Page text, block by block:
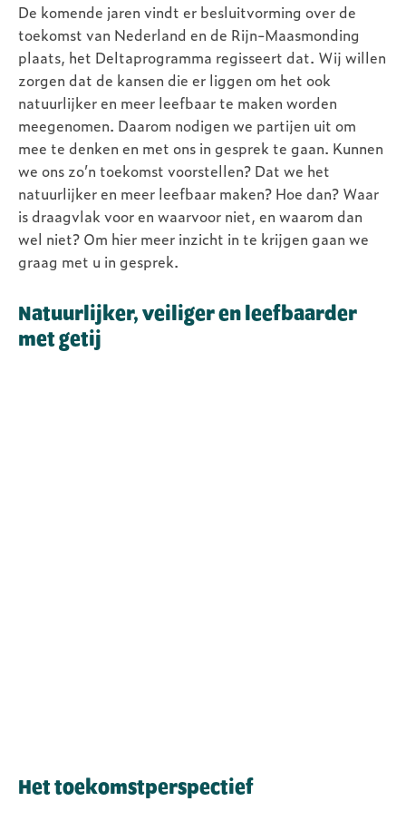
De komende jaren vindt er besluitvorming over de
toekomst van Nederland en de Rijn-Maasmonding
plaats, het Deltaprogramma regisseert dat. Wij willen
zorgen dat de kansen die er liggen om het ook
natuurlijker en meer leefbaar te maken worden
meegenomen. Daarom nodigen we partijen uit om
mee te denken en met ons in gesprek te gaan. Kunnen
we ons zo’n toekomst voorstellen? Dat we het
natuurlijker en meer leefbaar maken? Hoe dan? Waar
is draagvlak voor en waarvoor niet, en waarom dan
wel niet? Om hier meer inzicht in te krijgen gaan we
graag met u in gesprek.
Natuurlijker, veiliger en leefbaarder
met getij
Het toekomstperspectief